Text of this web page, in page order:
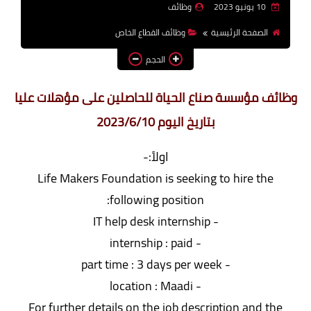
بالجامعات والمعاهد
اخبار
10 يونيو 2023
وظائف
الصفحة الرئيسية
وظائف القطاع الخاص
الحجم
وظائف مؤسسة صناع الحياة للحاصلين على مؤهلات عليا
بتاريخ اليوم 2023/6/10
اولاً:-
Life Makers Foundation is seeking to hire the
following position:
- IT help desk internship
- internship : paid
- part time : 3 days per week
- location : Maadi